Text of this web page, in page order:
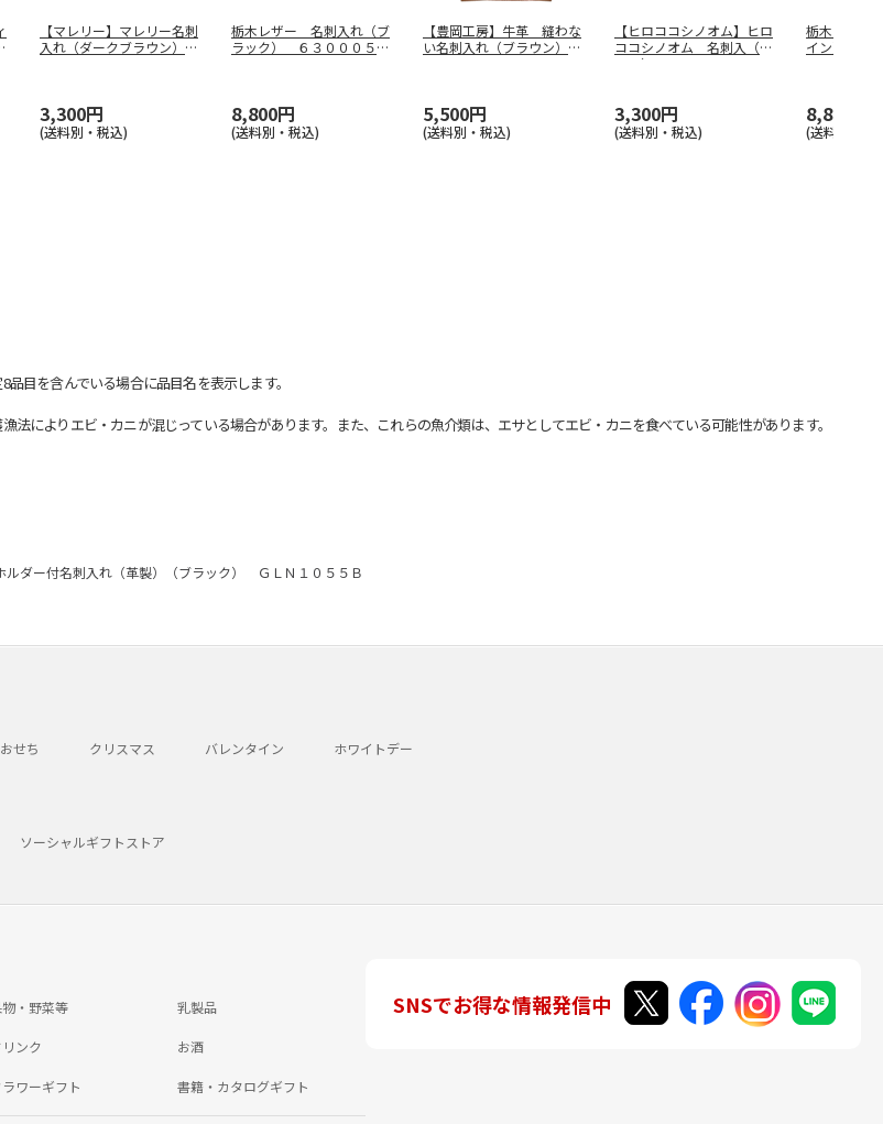
【マレリー】マレリー名刺
入れ（ダークブラウン）
3,300円
(送料別・税込)
栃木レザー 名刺入れ（ブ
ラック） ６３０００５－
8,800円
(送料別・税込)
【豊岡工房】牛革 縫わな
い名刺入れ（ブラウン）
5,500円
(送料別・税込)
【ヒロココシノオム】ヒロ
ココシノオム 名刺入（チ
ョコ） Ｓ
3,300円
(送料別・税込)
栃木レザー
イン） ６
8,800円
(送料別・税
目を含んでいる場合に品目名を表示します。
によりエビ・カニが混じっている場合があります。また、これらの魚介類は、エサとしてエビ・カニを食べている可能性があります。
ルダー付名刺入れ（革製）（ブラック） ＧＬＮ１０５５Ｂ
おせち クリスマス バレンタイン ホワイトデー
ソーシャルギフトストア
物・野菜等 乳製品
リンク お酒
ワーギフト 書籍・カタログギフト
SNSでお得な情報発信中